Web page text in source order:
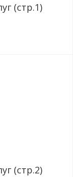
(стр.1)
(стр.2)